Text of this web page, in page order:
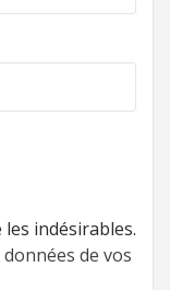
indésirables.
de vos